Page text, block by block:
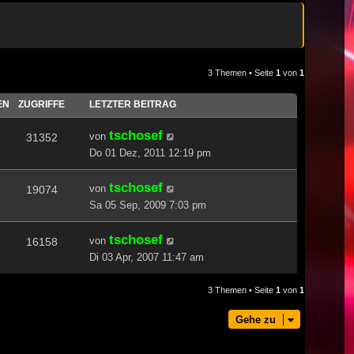
3 Themen • Seite 1 von 1
ZUGRIFFE LETZTER BEITRAG
31352 von tschosef
Do 01 Dez, 2011 12:19 pm
19074 von tschosef
Sa 05 Sep, 2009 7:03 pm
16158 von tschosef
Di 03 Apr, 2007 11:47 am
3 Themen • Seite 1 von 1
Gehe zu